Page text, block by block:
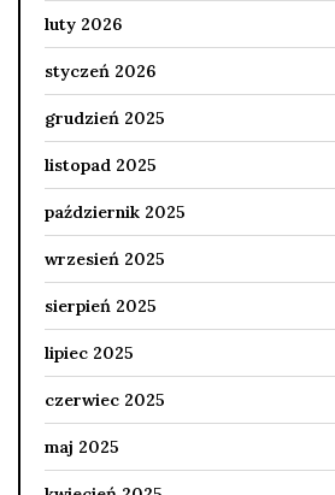
luty 2026
styczeń 2026
grudzień 2025
listopad 2025
październik 2025
wrzesień 2025
sierpień 2025
lipiec 2025
czerwiec 2025
maj 2025